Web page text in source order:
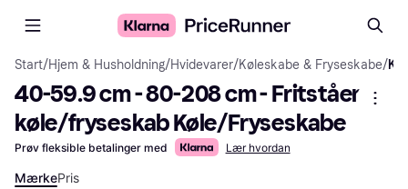
Start/Hjem & Husholdning/Hvidevarer/Køleskabe & Fryseskabe/
40-59.9 cm - 80-208 cm - Fritstående
køle/fryseskab Køle/Fryseskabe
Prøv fleksible betalinger med Lær hvordan
MærkePris